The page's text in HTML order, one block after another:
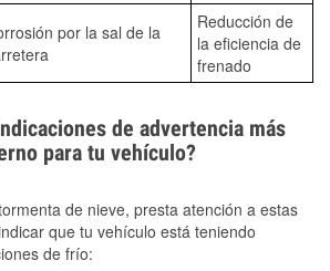
por la sal de la
Reducción de
la eficiencia de
frenado
de advertencia más
para tu vehículo?
de nieve, presta atención a estas
que tu vehículo está teniendo
de frío: